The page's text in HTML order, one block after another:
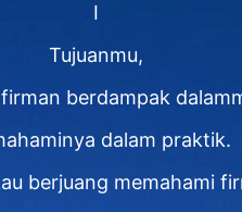
I
Tujuanmu,
berdampak
dalam praktik.
berjuang memahami